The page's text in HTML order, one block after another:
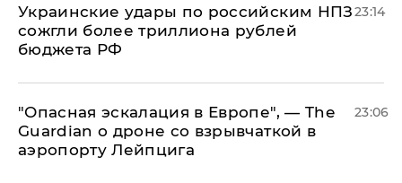
Украинские удары по российским НПЗ
сожгли более триллиона рублей
бюджета РФ
23:14
"Опасная эскалация в Европе", — The
Guardian о дроне со взрывчаткой в
аэропорту Лейпцига
23:06